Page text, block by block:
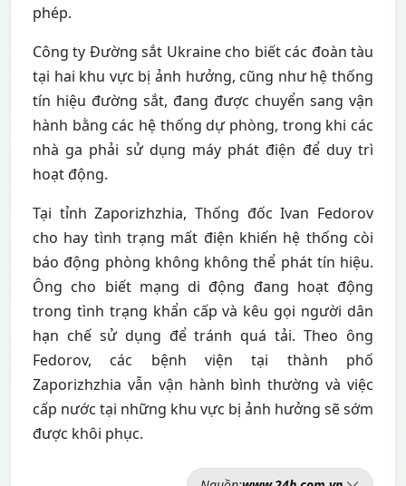
phép.
Công ty Đường sắt Ukraine cho biết các đoàn tàu
tại hai khu vực bị ảnh hưởng, cũng như hệ thống
tín hiệu đường sắt, đang được chuyển sang vận
hành bằng các hệ thống dự phòng, trong khi các
nhà ga phải sử dụng máy phát điện để duy trì
hoạt động.
Tại tỉnh Zaporizhzhia, Thống đốc Ivan Fedorov
cho hay tình trạng mất điện khiến hệ thống còi
báo động phòng không không thể phát tín hiệu.
Ông cho biết mạng di động đang hoạt động
trong tình trạng khẩn cấp và kêu gọi người dân
hạn chế sử dụng để tránh quá tải. Theo ông
Fedorov, các bệnh viện tại thành phố
Zaporizhzhia vẫn vận hành bình thường và việc
cấp nước tại những khu vực bị ảnh hưởng sẽ sớm
được khôi phục.